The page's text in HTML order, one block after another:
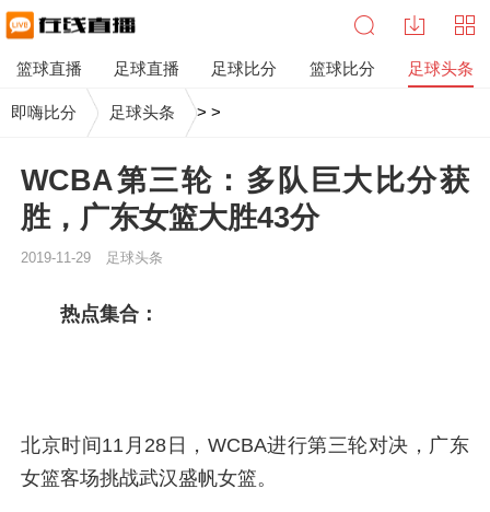
篮球直播 足球直播 足球比分 篮球比分 足球头条
即嗨比分 >
足球头条 >
WCBA第三轮：多队巨大比分获
胜，广东女篮大胜43分
2019-11-29 足球头条
热点集合：
北京时间11月28日，WCBA进行第三轮对决，广东
女篮客场挑战武汉盛帆女篮。